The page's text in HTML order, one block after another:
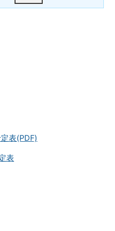
表(PDF)
表